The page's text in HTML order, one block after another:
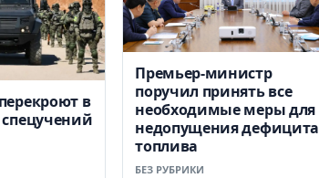
в
спецучений
Премьер-министр
поручил принять все
необходимые меры для
недопущения дефицита
топлива
БЕЗ РУБРИКИ